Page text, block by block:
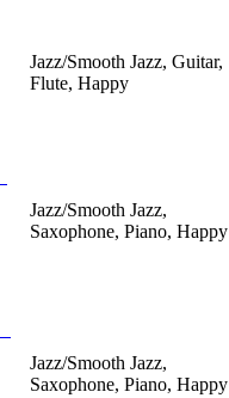
Jazz/Smooth Jazz, Guitar,
Flute, Happy
Jazz/Smooth Jazz,
Saxophone, Piano, Happy
Jazz/Smooth Jazz,
Saxophone, Piano, Happy